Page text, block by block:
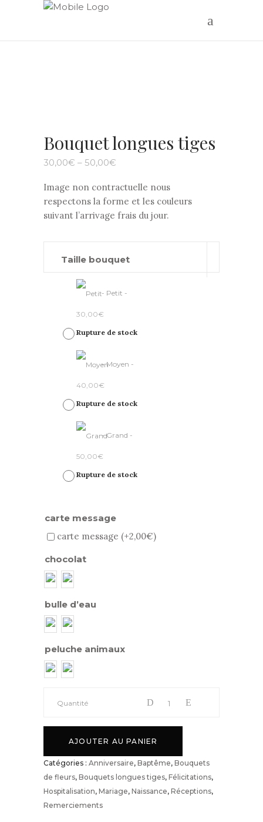
Bouquet longues tiges
30,00€ – 50,00€
Image non contractuelle nous
respectons la forme et les couleurs
suivant l’arrivage frais du jour.
Taille bouquet
- Petit -
30,00€
Rupture de stock
-Moyen -
40,00€
Rupture de stock
-Grand -
50,00€
Rupture de stock
carte message
carte message (+2,00€)
chocolat
bulle d’eau
peluche animaux
Bouquet
tiges
quantité
Quantité
AJOUTER AU PANIER
Catégories : Anniversaire, Baptême, Bouquets
de fleurs, Bouquets longues tiges, Félicitations,
Hospitalisation, Mariage, Naissance, Réceptions,
Remerciements